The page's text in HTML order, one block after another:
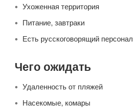
Ухоженная территория
Питание, завтраки
Есть русскоговорящий персонал
Чего ожидать
Удаленность от пляжей
Насекомые, комары